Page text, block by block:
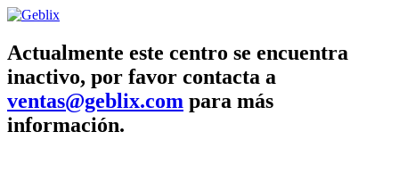
Actualmente este centro se encuentra
inactivo, por favor contacta a
ventas@geblix.com para más
información.